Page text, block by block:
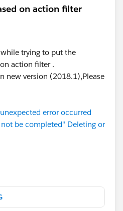
on action filter
trying to put the
action filter .
new version (2018.1),Please
error occurred
be completed" Deleting or